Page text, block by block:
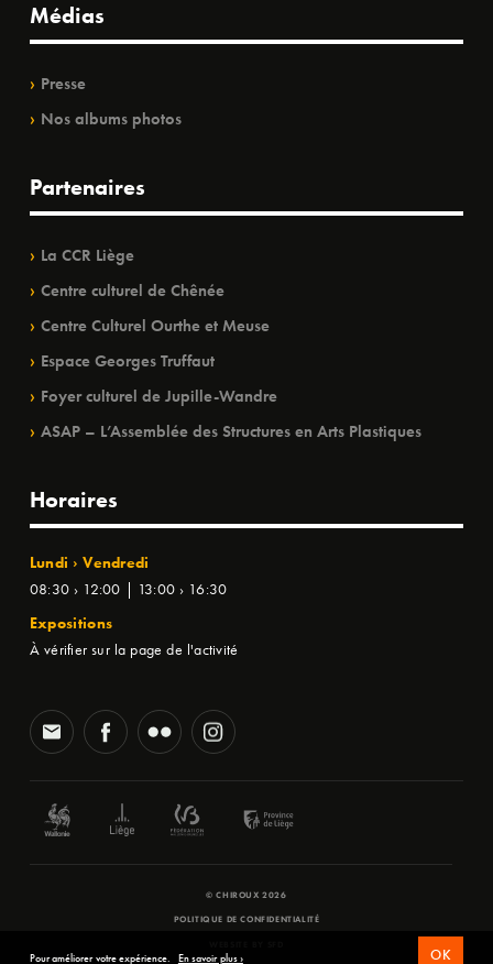
Médias
Presse
Nos albums photos
Partenaires
La CCR Liège
Centre culturel de Chênée
Centre Culturel Ourthe et Meuse
Espace Georges Truffaut
Foyer culturel de Jupille-Wandre
ASAP – L’Assemblée des Structures en Arts Plastiques
Horaires
Lundi › Vendredi
08:30 › 12:00 | 13:00 › 16:30
Expositions
À vérifier sur la page de l'activité
© CHIROUX 2026
POLITIQUE DE CONFIDENTIALITÉ
Pour améliorer votre expérience. En savoir plus › OK